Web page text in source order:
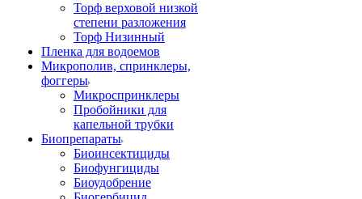
Торф верховой низкой
степени разложения
Торф Низинный
Пленка для водоемов
Микрополив, спринклеры,
фоггеры
Микроспринклеры
Пробойники для
капельной трубки
Биопрепараты
Биоинсектициды
Биофунгициды
Биоудобрение